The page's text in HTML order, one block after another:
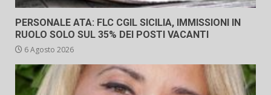
PERSONALE ATA: FLC CGIL SICILIA, IMMISSIONI IN
RUOLO SOLO SUL 35% DEI POSTI VACANTI
6 Agosto 2026